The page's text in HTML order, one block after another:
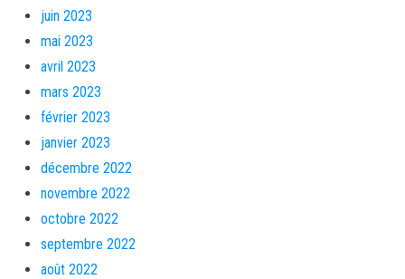
juin 2023
mai 2023
avril 2023
mars 2023
février 2023
janvier 2023
décembre 2022
novembre 2022
octobre 2022
septembre 2022
août 2022